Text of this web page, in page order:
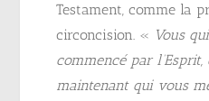
Testament, comme la
circoncision. « Vous
commencé par
maintenant qui vous